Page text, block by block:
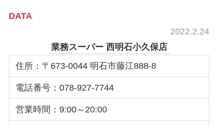
DATA
2022.2.24
業務スーパー 西明石小久保店
住所：〒673-0044 明石市藤江888-8
電話番号：078-927-7744
営業時間：9:00～20:00